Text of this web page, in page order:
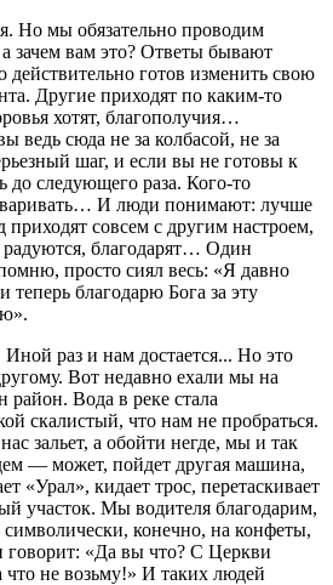
Но мы обязательно проводим
зачем вам это? Ответы бывают
готов изменить свою
Другие приходят по каким-то
хотят, благополучия…
ведь сюда не за колбасой, не за
шаг, и если вы не готовы к
до следующего раза. Кого-то
И люди понимают: лучше
приходят совсем с другим настроем,
благодарят… Один
просто сиял весь: «Я давно
благодарю Бога за эту
раз и нам достается... Но это
Вот недавно ехали мы на
район. Вода в реке стала
скалистый, что нам не пробраться.
зальет, а обойти негде, мы и так
— может, пойдет другая машина,
«Урал», кидает трос, перетаскивает
участок. Мы водителя благодарим,
конечно, на конфеты,
говорит: «Да вы что? С Церкви
что не возьму!» И таких людей